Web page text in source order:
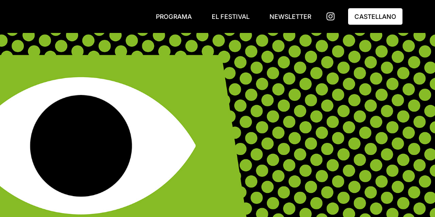
PROGRAMA EL FESTIVAL NEWSLETTER CASTELLANO